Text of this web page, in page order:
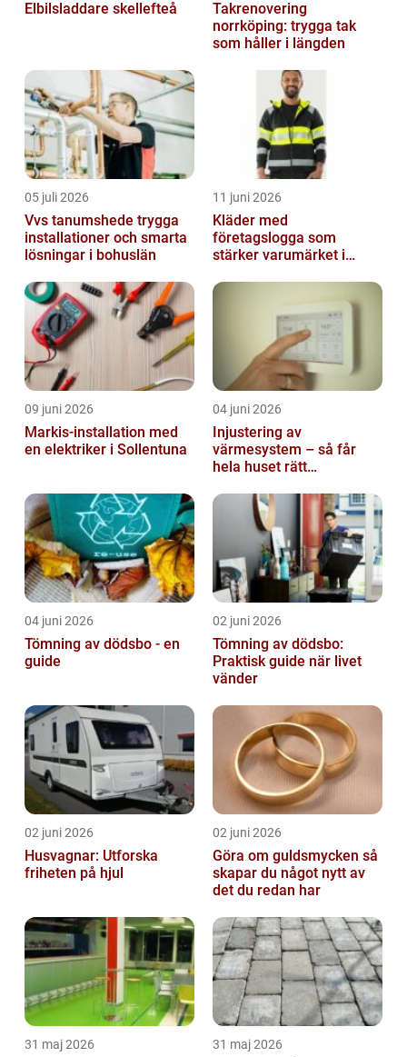
Elbilsladdare skellefteå
Takrenovering
norrköping: trygga tak
som håller i längden
05 juli 2026
Vvs tanumshede trygga
installationer och smarta
lösningar i bohuslän
11 juni 2026
Kläder med
företagslogga som
stärker varumärket i
09 juni 2026
Markis-installation med
en elektriker i Sollentuna
04 juni 2026
Injustering av
värmesystem – så får
hela huset rätt
04 juni 2026
Tömning av dödsbo - en
guide
02 juni 2026
Tömning av dödsbo:
Praktisk guide när livet
vänder
02 juni 2026
Husvagnar: Utforska
friheten på hjul
02 juni 2026
Göra om guldsmycken så
skapar du något nytt av
det du redan har
31 maj 2026 31 maj 2026